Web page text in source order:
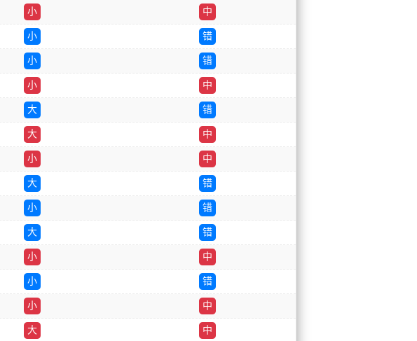
小 中
小 错
小 错
小 中
大 错
大 中
小 中
大 错
小 错
大 错
小 中
小 错
小 中
大 中